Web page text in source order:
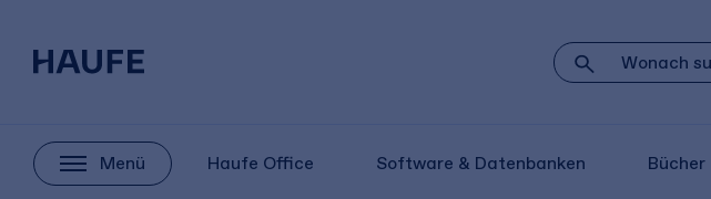
Menü Haufe Office Software & Datenbanken Bücher